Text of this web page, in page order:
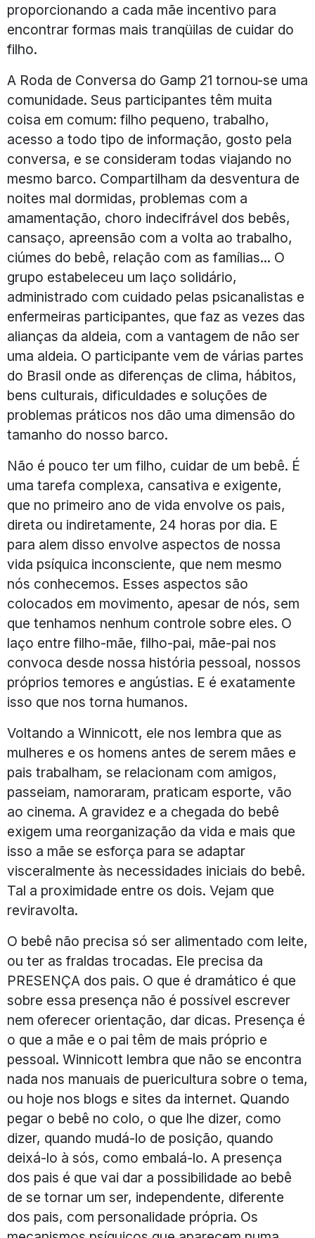
proporcionando a cada mãe incentivo para
encontrar formas mais tranqüilas de cuidar do
filho.
A Roda de Conversa do Gamp 21 tornou-se uma
comunidade. Seus participantes têm muita
coisa em comum: filho pequeno, trabalho,
acesso a todo tipo de informação, gosto pela
conversa, e se consideram todas viajando no
mesmo barco. Compartilham da desventura de
noites mal dormidas, problemas com a
amamentação, choro indecifrável dos bebês,
cansaço, apreensão com a volta ao trabalho,
ciúmes do bebê, relação com as famílias... O
grupo estabeleceu um laço solidário,
administrado com cuidado pelas psicanalistas e
enfermeiras participantes, que faz as vezes das
alianças da aldeia, com a vantagem de não ser
uma aldeia. O participante vem de várias partes
do Brasil onde as diferenças de clima, hábitos,
bens culturais, dificuldades e soluções de
problemas práticos nos dão uma dimensão do
tamanho do nosso barco.
Não é pouco ter um filho, cuidar de um bebê. É
uma tarefa complexa, cansativa e exigente,
que no primeiro ano de vida envolve os pais,
direta ou indiretamente, 24 horas por dia. E
para alem disso envolve aspectos de nossa
vida psíquica inconsciente, que nem mesmo
nós conhecemos. Esses aspectos são
colocados em movimento, apesar de nós, sem
que tenhamos nenhum controle sobre eles. O
laço entre filho-mãe, filho-pai, mãe-pai nos
convoca desde nossa história pessoal, nossos
próprios temores e angústias. E é exatamente
isso que nos torna humanos.
Voltando a Winnicott, ele nos lembra que as
mulheres e os homens antes de serem mães e
pais trabalham, se relacionam com amigos,
passeiam, namoraram, praticam esporte, vão
ao cinema. A gravidez e a chegada do bebê
exigem uma reorganização da vida e mais que
isso a mãe se esforça para se adaptar
visceralmente às necessidades iniciais do bebê.
Tal a proximidade entre os dois. Vejam que
reviravolta.
O bebê não precisa só ser alimentado com leite,
ou ter as fraldas trocadas. Ele precisa da
PRESENÇA dos pais. O que é dramático é que
sobre essa presença não é possível escrever
nem oferecer orientação, dar dicas. Presença é
o que a mãe e o pai têm de mais próprio e
pessoal. Winnicott lembra que não se encontra
nada nos manuais de puericultura sobre o tema,
ou hoje nos blogs e sites da internet. Quando
pegar o bebê no colo, o que lhe dizer, como
dizer, quando mudá-lo de posição, quando
deixá-lo à sós, como embalá-lo. A presença
dos pais é que vai dar a possibilidade ao bebê
de se tornar um ser, independente, diferente
dos pais, com personalidade própria. Os